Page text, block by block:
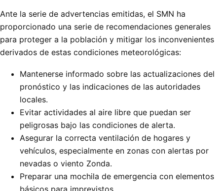
Ante la serie de advertencias emitidas, el SMN ha
proporcionado una serie de recomendaciones generales
para proteger a la población y mitigar los inconvenientes
derivados de estas condiciones meteorológicas:
Mantenerse informado sobre las actualizaciones del
pronóstico y las indicaciones de las autoridades
locales.
Evitar actividades al aire libre que puedan ser
peligrosas bajo las condiciones de alerta.
Asegurar la correcta ventilación de hogares y
vehículos, especialmente en zonas con alertas por
nevadas o viento Zonda.
Preparar una mochila de emergencia con elementos
básicos para imprevistos.